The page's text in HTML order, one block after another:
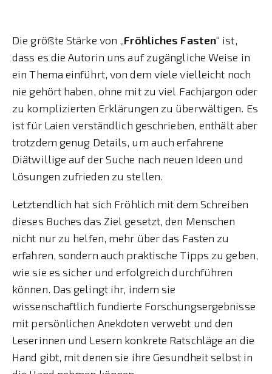
Die größte Stärke von „Fröhliches Fasten“ ist,
dass es die Autorin uns auf zugängliche Weise in
ein Thema einführt, von dem viele vielleicht noch
nie gehört haben, ohne mit zu viel Fachjargon oder
zu komplizierten Erklärungen zu überwältigen. Es
ist für Laien verständlich geschrieben, enthält aber
trotzdem genug Details, um auch erfahrene
Diätwillige auf der Suche nach neuen Ideen und
Lösungen zufrieden zu stellen.
Letztendlich hat sich Fröhlich mit dem Schreiben
dieses Buches das Ziel gesetzt, den Menschen
nicht nur zu helfen, mehr über das Fasten zu
erfahren, sondern auch praktische Tipps zu geben,
wie sie es sicher und erfolgreich durchführen
können. Das gelingt ihr, indem sie
wissenschaftlich fundierte Forschungsergebnisse
mit persönlichen Anekdoten verwebt und den
Leserinnen und Lesern konkrete Ratschläge an die
Hand gibt, mit denen sie ihre Gesundheit selbst in